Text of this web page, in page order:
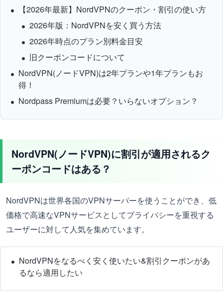
【2026年最新】NordVPNのクーポン・割引の使い方
2026年版：NordVPNを安く買う方法
2026年時点のプラン別料金目安
旧クーポンコードについて
NordVPN(ノードVPN)は2年プランや1年プランもお
得！
Nordpass Premiumは必要？いらないオプション？
NordVPN(ノードVPN)に割引が適用されるク
ーポンコードはある？
NordVPNは世界各国のVPNサーバーを使うことができ、低
価格で高速なVPNサービスとしてプライバシーを重視する
ユーザーに対して人気を集めています。
NordVPNをなるべく安く使いたい&割引クーポンがあ
るなら適用したい